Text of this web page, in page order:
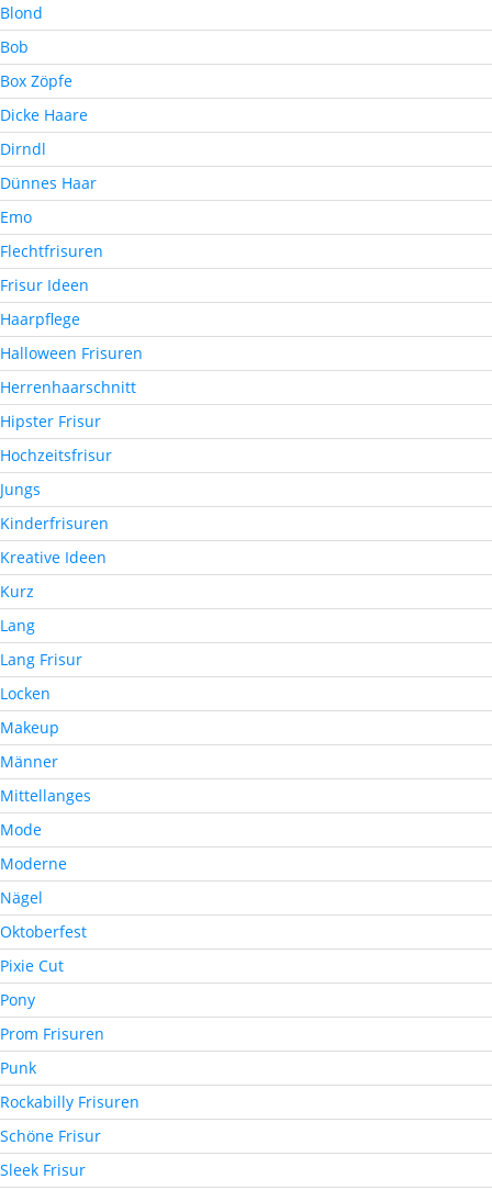
Blond
Bob
Box Zöpfe
Dicke Haare
Dirndl
Dünnes Haar
Emo
Flechtfrisuren
Frisur Ideen
Haarpflege
Halloween Frisuren
Herrenhaarschnitt
Hipster Frisur
Hochzeitsfrisur
Jungs
Kinderfrisuren
Kreative Ideen
Kurz
Lang
Lang Frisur
Locken
Makeup
Männer
Mittellanges
Mode
Moderne
Nägel
Oktoberfest
Pixie Cut
Pony
Prom Frisuren
Punk
Rockabilly Frisuren
Schöne Frisur
Sleek Frisur